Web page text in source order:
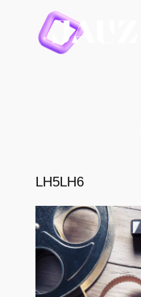
contenido
LH5LH6